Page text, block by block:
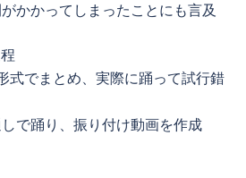
かかってしまったことにも言及
でまとめ、実際に踊って試行錯
で踊り、振り付け動画を作成